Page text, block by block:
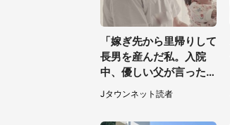
「嫁ぎ先から里帰りして
長男を産んだ私。入院
中、優しい父が言った言
葉に戸惑いを隠せない」
（兵庫県・50代女性）
Jタウンネット読者